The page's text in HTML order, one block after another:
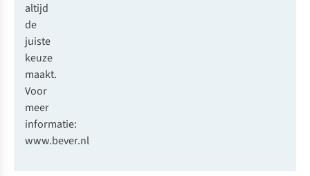
altijd
de
juiste
keuze
maakt.
Voor
meer
informatie:
www.bever.nl